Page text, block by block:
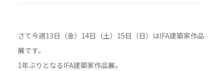
さて今週13日（金）14日（土）15日（日）はIFA建築家作品
展です。
1年ぶりとなるIFA建築家作品展。